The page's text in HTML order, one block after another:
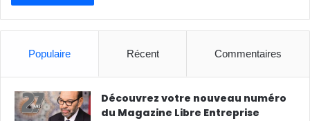
Populaire Récent Commentaires
Découvrez votre nouveau numéro
du Magazine Libre Entreprise